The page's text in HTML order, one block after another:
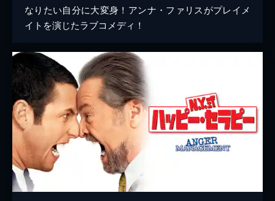
なりたい自分に大変身！アンナ・ファリスがプレイメ
イトを演じたラブコメディ！